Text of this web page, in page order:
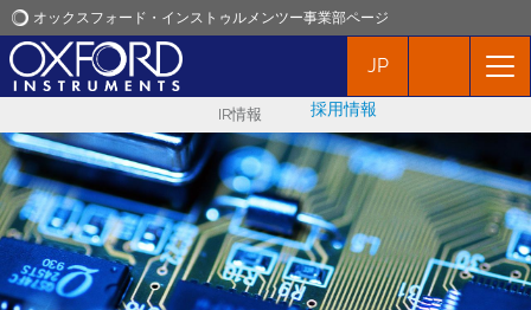
オックスフォード・インストゥルメンツー事業部ページ
オックスフォード・インストゥルメンツ
アプリケーション
プロダクト
ニュース
JP
IR情報 採用情報